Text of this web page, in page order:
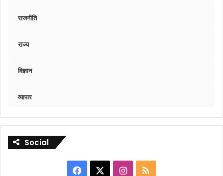
राजनीति
राज्य
विज्ञान
व्यापार
Social
Facebook Instagram
RSS